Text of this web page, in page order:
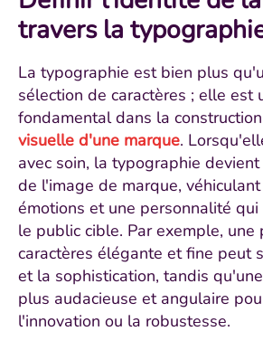
travers la
La typographie est bien plus
sélection de caractères ; elle est
fondamental dans la
visuelle d'une marque.
avec soin, la typographie
de l'image de marque,
émotions et une personnalité
le public cible. Par exemple, une
caractères élégante et fine peut
et la sophistication, tandis
plus audacieuse et angulaire
l'innovation ou la robustesse.